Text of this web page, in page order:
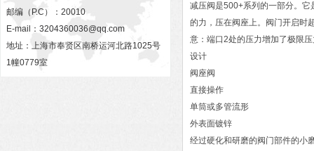
邮编（P.C）：20010
E-mail： 3204360036@qq.com
地址：上海市奉贤区南桥运河北路1025号
1幢0779室
减压阀是500+系列的一部分。
的力，压在阀座上。阀门开启时
意：端口2处的压力增加了极限
设计
阀座阀
直接操作
单筒或多管流形
外表面镀锌
经过硬化和研磨的阀门部件的小